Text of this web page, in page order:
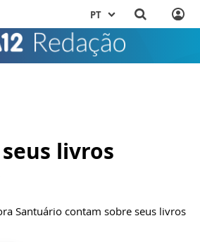
PT
livros
Santuário contam sobre seus livros